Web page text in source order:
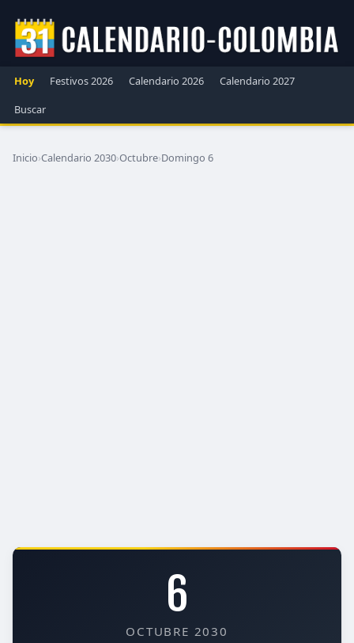
Hoy Festivos 2026 Calendario 2026
Calendario 2027
Buscar
Inicio›Calendario 2030›Octubre›Domingo 6
6
OCTUBRE 2030